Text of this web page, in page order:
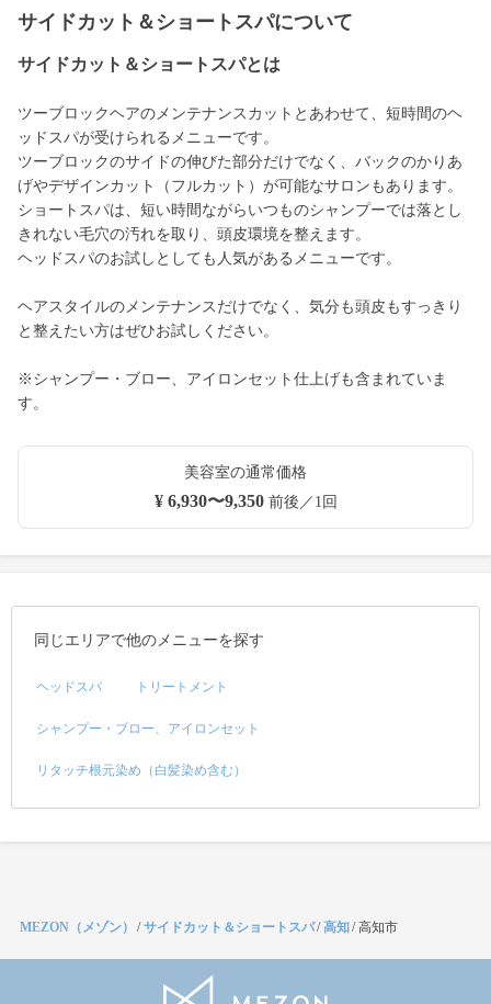
サイドカット＆ショートスパについて
サイドカット＆ショートスパとは
ツーブロックヘアのメンテナンスカットとあわせて、短時間のヘ
ッドスパが受けられるメニューです。
ツーブロックのサイドの伸びた部分だけでなく、バックのかりあ
げやデザインカット（フルカット）が可能なサロンもあります。
ショートスパは、短い時間ながらいつものシャンプーでは落とし
きれない毛穴の汚れを取り、頭皮環境を整えます。
ヘッドスパのお試しとしても人気があるメニューです。
ヘアスタイルのメンテナンスだけでなく、気分も頭皮もすっきり
と整えたい方はぜひお試しください。
※シャンプー・ブロー、アイロンセット仕上げも含まれていま
す。
美容室の通常価格
¥ 6,930〜9,350前後／1回
同じエリアで他のメニューを探す
ヘッドスパ トリートメント
シャンプー・ブロー、アイロンセット
リタッチ根元染め（白髪染め含む）
MEZON（メゾン） /サイドカット＆ショートスパ/高知/高知市